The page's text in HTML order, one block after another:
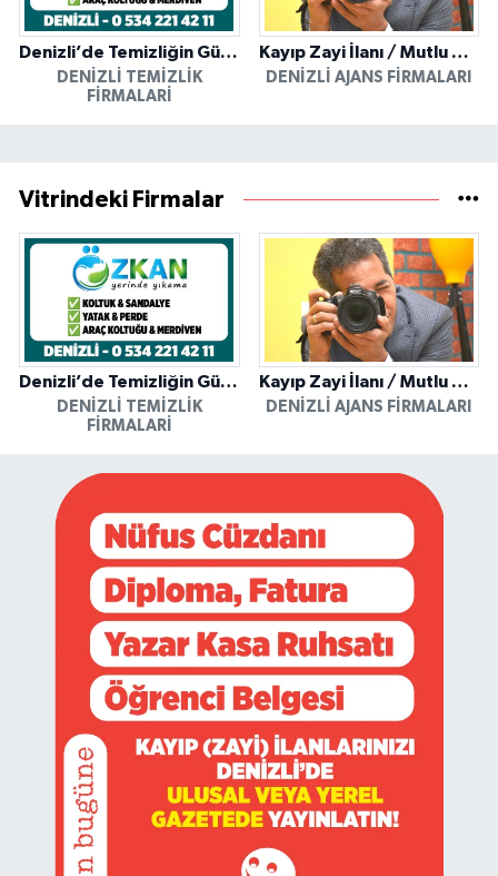
Denizli’de Temizliğin Güvenilir Adresi: Özkan Yerinde Yıkama
DENIZLI TEMIZLIK
FIRMALARI
Kayıp Zayi İlanı / Mutlu Ajans / Denizli
DENIZLI AJANS FIRMALARI
Vitrindeki Firmalar
Denizli’de Temizliğin Güvenilir Adresi: Özkan Yerinde Yıkama
DENIZLI TEMIZLIK
FIRMALARI
Kayıp Zayi İlanı / Mutlu Ajans / Denizli
DENIZLI AJANS FIRMALARI